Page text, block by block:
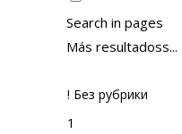
Search in pages
Más resultadoss...
! Без рубрики
1